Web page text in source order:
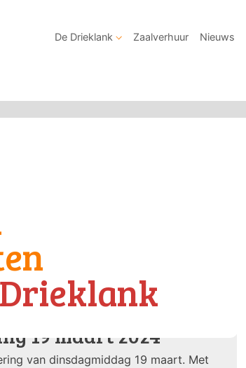
De Drieklank Zaalverhuur Nieuws
19 maart 2024
van dinsdagmiddag 19 maart. Met